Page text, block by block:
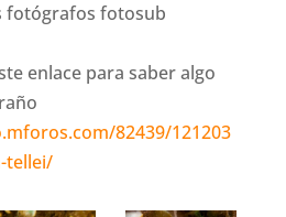
fotógrafos fotosub
enlace para saber algo
82439/121203
tellei/